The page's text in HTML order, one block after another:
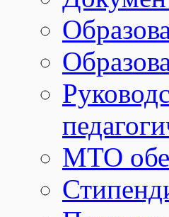
МТО